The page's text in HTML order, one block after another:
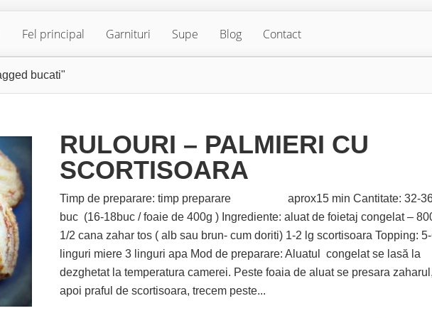
Fel principal Garnituri Supe Blog Contact
bucati"
RULOURI – PALMIERI CU
SCORTISOARA
Timp de preparare: timp preparare aprox15 min Cantitate: 32-
buc (16-18buc / foaie de 400g ) Ingrediente: aluat de foietaj congelat –
1/2 cana zahar tos ( alb sau brun- cum doriti) 1-2 lg scortisoara Topping:
linguri miere 3 linguri apa Mod de preparare: Aluatul congelat se lasă la
dezghetat la temperatura camerei. Peste foaia de aluat se presara
apoi praful de scortisoara, trecem peste...